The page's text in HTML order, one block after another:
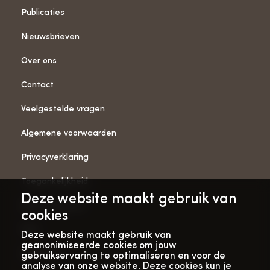
Deze website maakt gebruik van
cookies
Deze website maakt gebruik van
geanonimiseerde cookies om jouw
gebruikservaring te optimaliseren en voor de
analyse van onze website. Deze cookies kun je
Publicaties
Nieuwsbrieven
Over ons
Contact
Veelgestelde vragen
Algemene voorwaarden
Privacyverklaring
Toegankelijkheid
ANBI-gegevens
Pers
Vacatures